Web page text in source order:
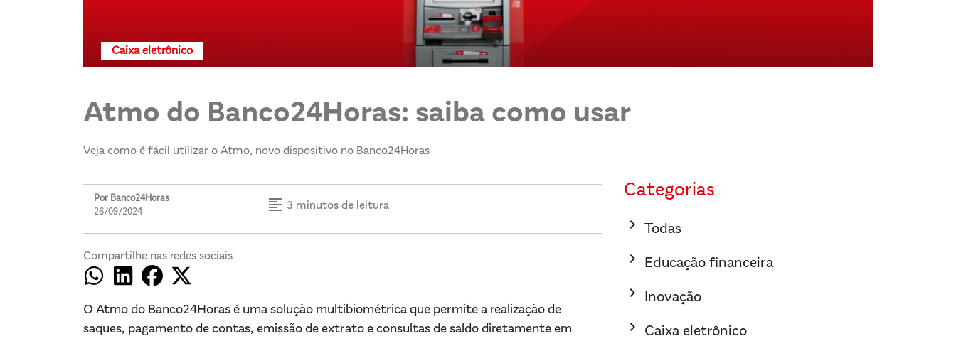
Caixa eletrônico
Atmo do Banco24Horas: saiba como usar
Veja como é fácil utilizar o Atmo, novo dispositivo no Banco24Horas
Por Banco24Horas
26/09/2024
format_align_left 3 minutos de leitura
Compartilhe nas redes sociais
O Atmo do Banco24Horas é uma solução multibiométrica que permite a realização de
saques, pagamento de contas, emissão de extrato e consultas de saldo diretamente em
Categorias
keyboard_arrow_right Todas
keyboard_arrow_right Educação financeira
keyboard_arrow_right Inovação
keyboard_arrow_right Caixa eletrônico